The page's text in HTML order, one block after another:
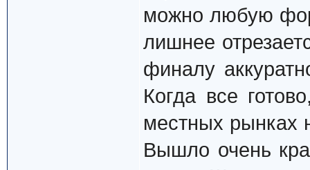
можно любую
лишнее
финалу
Когда все
местных рынках
Вышло очень